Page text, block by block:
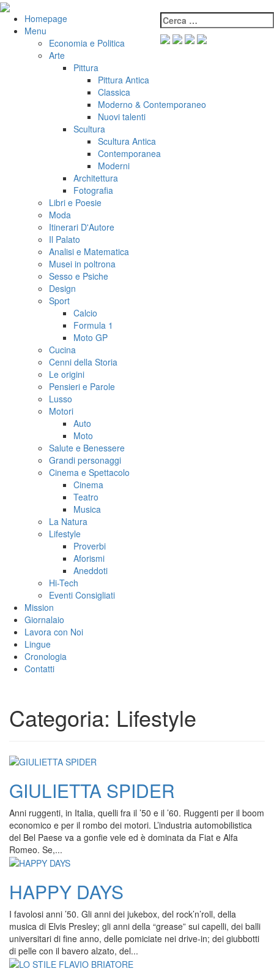
Salta
contenuto
VeniVidiVici Cerca:
Homepage
Menu
Economia e Politica
Arte
Pittura
Pittura Antica
Classica
Moderno & Contemporaneo
Nuovi talenti
Scultura
Scultura Antica
Contemporanea
Moderni
Architettura
Fotografia
Libri e Poesie
Moda
Itinerari D'Autore
Il Palato
Analisi e Matematica
Musei in poltrona
Sesso e Psiche
Design
Sport
Calcio
Formula 1
Moto GP
Cucina
Cenni della Storia
Le origini
Pensieri e Parole
Lusso
Motori
Auto
Moto
Salute e Benessere
Grandi personaggi
Cinema e Spettacolo
Cinema
Teatro
Musica
La Natura
Lifestyle
Proverbi
Aforismi
Aneddoti
Hi-Tech
Eventi Consigliati
Mission
Giornalaio
Lavora con Noi
Lingue
Cronologia
Contatti
Categoria: Lifestyle
GIULIETTA SPIDER
Anni ruggenti, in Italia, quelli fra il ’50 e il ’60. Ruggenti per il boom
economico e per il rombo dei motori. L’industria automobilistica
del Bel Paese va a gonfie vele ed è dominata da Fiat e Alfa
Romeo. Se,...
HAPPY DAYS
I favolosi anni ’50. Gli anni dei jukebox, del rock’n’roll, della
musica di Elvis Presley; gli anni della “grease” sui capelli, dei balli
universitari di fine anno, delle pomiciate nei drive-in; dei giubbotti
di pelle con il bavero alzato, del...